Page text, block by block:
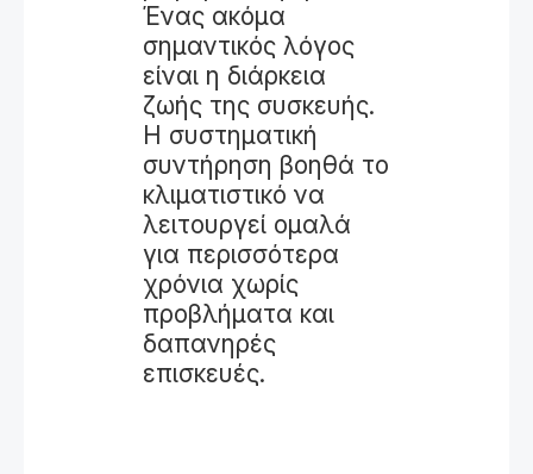
Ένας ακόμα
σημαντικός λόγος
είναι η διάρκεια
ζωής της συσκευής.
Η συστηματική
συντήρηση βοηθά το
κλιματιστικό να
λειτουργεί ομαλά
για περισσότερα
χρόνια χωρίς
προβλήματα και
δαπανηρές
επισκευές.